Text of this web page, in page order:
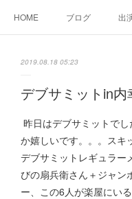
HOME ブログ 出
2019.08.18 05:23
デブサミットin
昨日はデブサミットで
か嬉しいです。。。スキ
デブサミットレギュラー
びの扇兵衛さん＋ジャン
ー、この6人が楽屋にい